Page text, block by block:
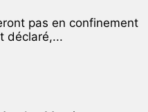
pas en confinement
déclaré,...